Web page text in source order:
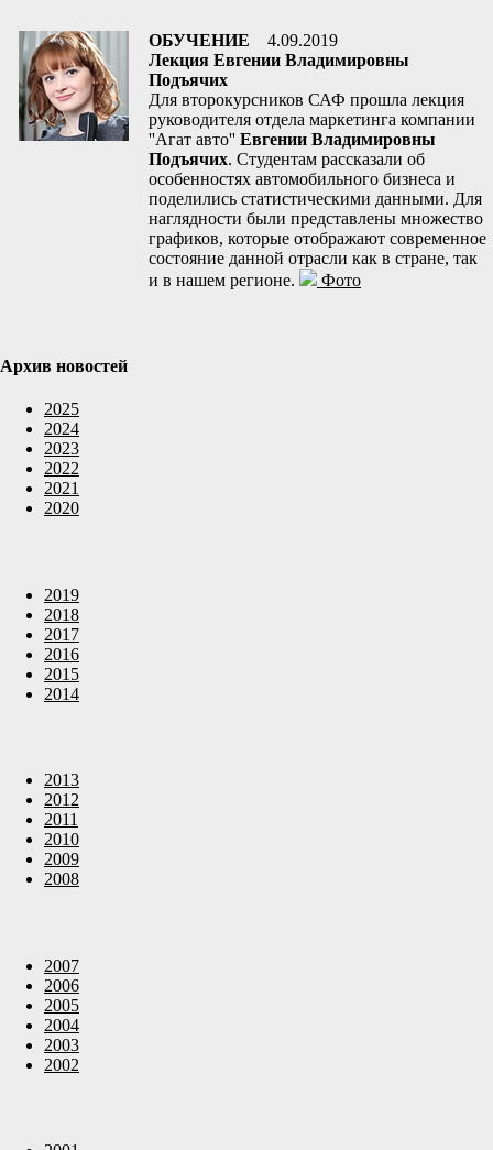
ОБУЧЕНИЕ
4.09.2019
Лекция Евгении Владимировны
Подъячих
Для второкурсников САФ прошла лекция
руководителя отдела маркетинга компании
''Агат авто'' Евгении Владимировны
Подъячих. Студентам рассказали об
особенностях автомобильного бизнеса и
поделились статистическими данными. Для
наглядности были представлены множество
графиков, которые отображают современное
состояние данной отрасли как в стране, так
и в нашем регионе.
Фото
Архив новостей
2025
2024
2023
2022
2021
2020
2019
2018
2017
2016
2015
2014
2013
2012
2011
2010
2009
2008
2007
2006
2005
2004
2003
2002